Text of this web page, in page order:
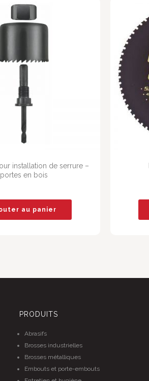
installation de serrure –
portes en bois
au panier
PRODUITS
Abrasifs
Brosses industrielles
Brosses métalliques
Embouts et porte-embouts